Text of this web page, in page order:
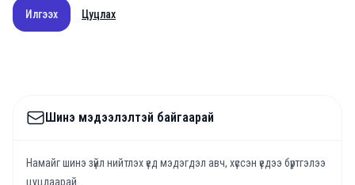
Илгээх Цуцлах
Шинэ мэдээлэлтэй байгаарай
Намайг шинэ зүйл нийтлэх үед мэдэгдэл авч, хүссэн үедээ бүртгэлээ
цуцлаарай.